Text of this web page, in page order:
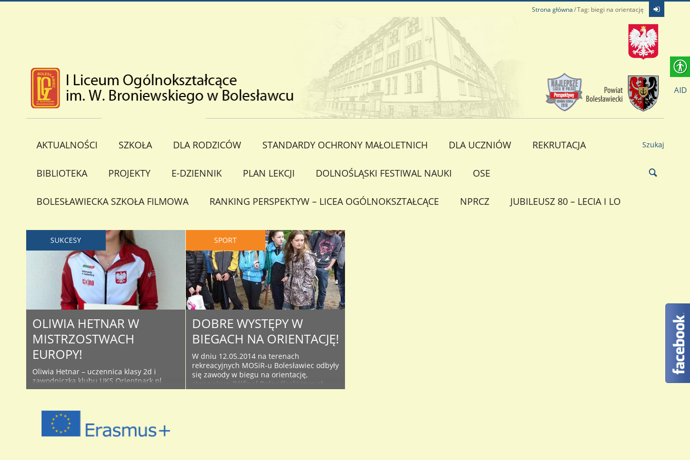
Strona główna Tag: biegi na orientację
AKTUALNOŚCI SZKOŁA DLA RODZICÓW STANDARDY OCHRONY MAŁOLETNICH DLA UCZNIÓW REKRUTACJA
BIBLIOTEKA PROJEKTY E-DZIENNIK PLAN LEKCJI DOLNOŚLĄSKI FESTIWAL NAUKI OSE
BOLESŁAWIECKA SZKOŁA FILMOWA RANKING PERSPEKTYW – LICEA OGÓLNOKSZTAŁCĄCE NPRCZ JUBILEUSZ 80 – LECIA I LO
Szukaj
SUKCESY
OLIWIA HETNAR W
MISTRZOSTWACH
EUROPY!
Oliwia Hetnar – uczennica klasy 2d i
zawodniczka klubu UKS Orientpark.pl
Iwiny w miniony weekend po 4 biegach
marca kolejno w Łodzi, Gdyni i okolicach
Gniezna, uplasowała się na pierwszym
miejscu w klasyfikacji ogólnej i oficjalnie
dostała powołanie do Reprezentacji Polski
SPORT
DOBRE WYSTĘPY W
BIEGACH NA ORIENTACJĘ!
W dniu 12.05.2014 na terenach
rekreacyjnych MOSiR-u Bolesławiec odbyły
się zawody w biegu na orientację,
stanowiące Półfinał Dolnośląski Igrzysk
AID